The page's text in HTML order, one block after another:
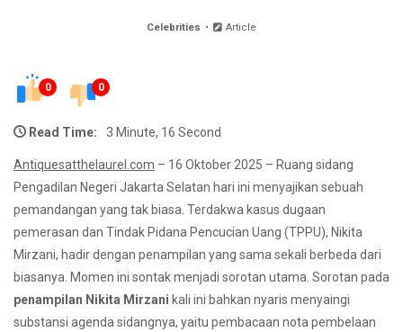
Celebrities Article
0 0
Read Time: 3 Minute, 16 Second
Antiquesatthelaurel.com – 16 Oktober 2025 – Ruang sidang
Pengadilan Negeri Jakarta Selatan hari ini menyajikan sebuah
pemandangan yang tak biasa. Terdakwa kasus dugaan
pemerasan dan Tindak Pidana Pencucian Uang (TPPU), Nikita
Mirzani, hadir dengan penampilan yang sama sekali berbeda dari
biasanya. Momen ini sontak menjadi sorotan utama. Sorotan pada
penampilan Nikita Mirzani kali ini bahkan nyaris menyaingi
substansi agenda sidangnya, yaitu pembacaan nota pembelaan